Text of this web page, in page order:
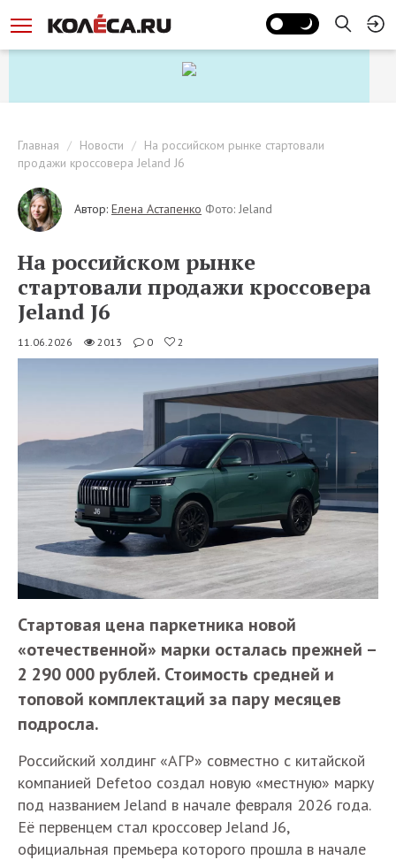
Главная Новости
На российском рынке стартовали
продажи кроссовера Jeland J6
Автор: Елена Астапенко Фото: Jeland
На российском рынке
стартовали продажи кроссовера
Jeland J6
11.06.2026 2013 0 2
Стартовая цена паркетника новой
«отечественной» марки осталась прежней –
2 290 000 рублей. Стоимость средней и
топовой комплектаций за пару месяцев
подросла.
Российский холдинг «АГР» совместно с китайской
компанией Defetoo создал новую «местную» марку
под названием Jeland в начале февраля 2026 года.
Её первенцем стал кроссовер Jeland J6,
официальная премьера которого прошла в начале